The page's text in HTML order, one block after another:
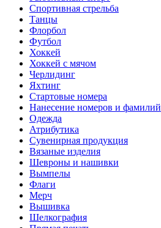
Спортивная стрельба
Танцы
Флорбол
Футбол
Хоккей
Хоккей с мячом
Черлидинг
Яхтинг
Стартовые номера
Нанесение номеров и фамилий
Одежда
Атрибутика
Сувенирная продукция
Вязаные изделия
Шевроны и нашивки
Вымпелы
Флаги
Мерч
Вышивка
Шелкография